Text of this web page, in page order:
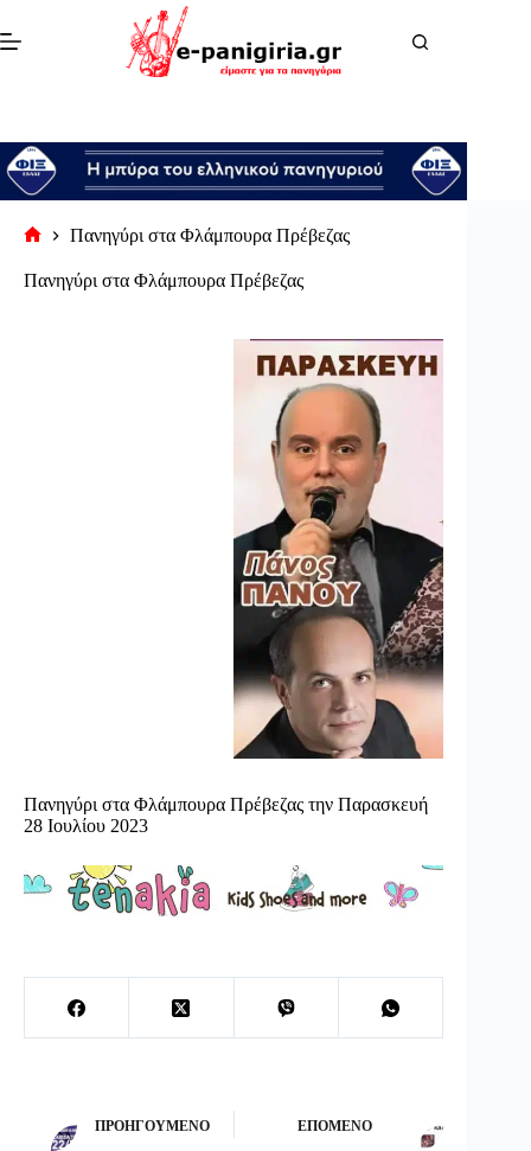
στο
περιεχόμενο
σελίδα
Πανηγύρι στα Φλάμπουρα Πρέβεζας
Πανηγύρι στα Φλάμπουρα Πρέβεζας
Πανηγύρι στα Φλάμπουρα Πρέβεζας την Παρασκευή
28 Ιουλίου 2023
ΠΡΟΗΓΟΎΜΕΝΟ ΕΠΌΜΕΝΟ